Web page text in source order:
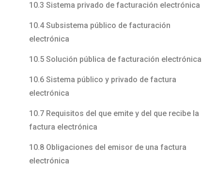
10.3 Sistema privado de facturación electrónica
10.4 Subsistema público de facturación
electrónica
10.5 Solución pública de facturación electrónica
10.6 Sistema público y privado de factura
electrónica
10.7 Requisitos del que emite y del que recibe la
factura electrónica
10.8 Obligaciones del emisor de una factura
electrónica